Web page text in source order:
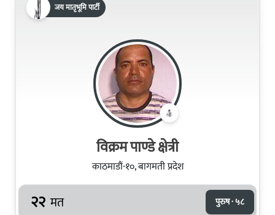
जय मातृभूमि पार्टी
विक्रम पाण्डे क्षेत्री
काठमाडौं-१०, बागमती प्रदेश
२२ मत पुरुष · ५८